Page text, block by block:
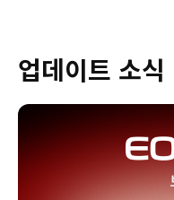
업데이트 소식